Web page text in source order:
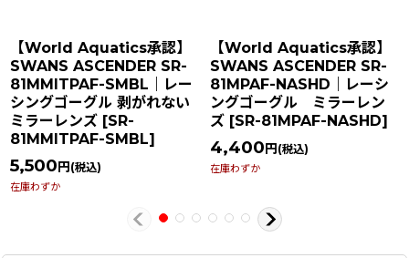
【World Aquatics承認】
SWANS ASCENDER SR-
81MMITPAF-SMBL｜レー
シングゴーグル 剥がれない
ミラーレンズ [SR-
81MMITPAF-SMBL]
5,500円(税込)
在庫わずか
【World Aquatics承認】
SWANS ASCENDER SR-
81MPAF-NASHD｜レーシ
ングゴーグル ミラーレン
ズ [SR-81MPAF-NASHD]
4,400円(税込)
在庫わずか